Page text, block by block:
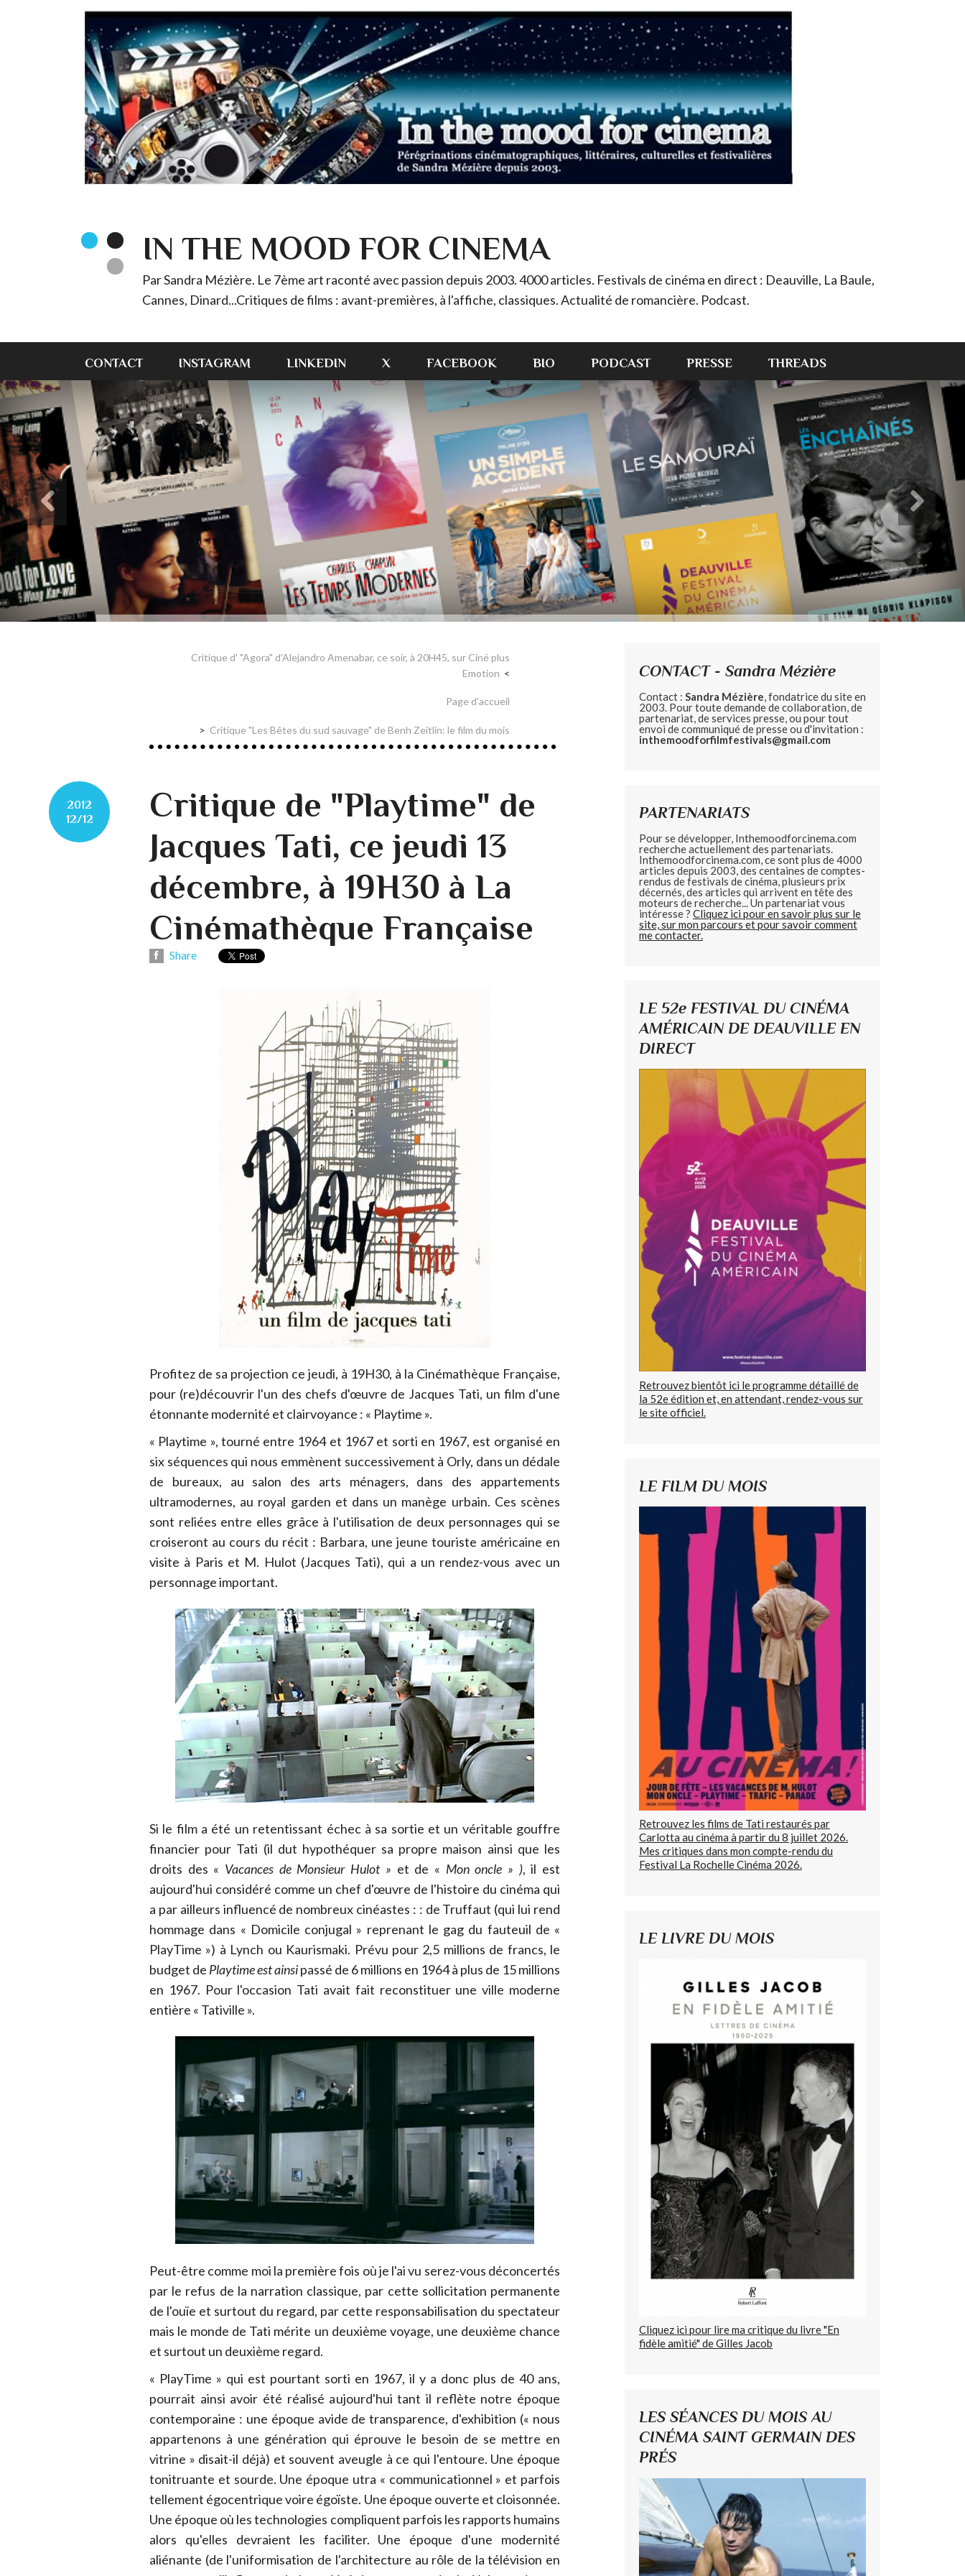
IN THE MOOD FOR CINEMA
Par Sandra Mézière. Le 7ème art raconté avec passion depuis 2003. 4000 articles. Festivals de cinéma en direct : Deauville, La Baule,
Cannes, Dinard...Critiques de films : avant-premières, à l'affiche, classiques. Actualité de romancière. Podcast.
CONTACT INSTAGRAM LINKEDIN X FACEBOOK BIO PODCAST PRESSE THREADS
Critique d' "Agora" d'Alejandro Amenabar, ce soir, à 20H45, sur Ciné plus
Emotion
Page d'accueil
Critique "Les Bêtes du sud sauvage" de Benh Zeitlin: le film du mois
2012
12/12
Critique de "Playtime" de
Jacques Tati, ce jeudi 13
décembre, à 19H30 à La
Cinémathèque Française
Share
Profitez de sa projection ce jeudi, à 19H30, à la Cinémathèque Française,
pour (re)découvrir l'un des chefs d'œuvre de Jacques Tati, un film d'une
étonnante modernité et clairvoyance : « Playtime ».
« Playtime », tourné entre 1964 et 1967 et sorti en 1967, est organisé en
six séquences qui nous emmènent successivement à Orly, dans un dédale
de bureaux, au salon des arts ménagers, dans des appartements
ultramodernes, au royal garden et dans un manège urbain. Ces scènes
sont reliées entre elles grâce à l'utilisation de deux personnages qui se
croiseront au cours du récit : Barbara, une jeune touriste américaine en
visite à Paris et M. Hulot (Jacques Tati), qui a un rendez-vous avec un
personnage important.
Si le film a été un retentissant échec à sa sortie et un véritable gouffre
financier pour Tati (il dut hypothéquer sa propre maison ainsi que les
droits des « Vacances de Monsieur Hulot » et de « Mon oncle » ), il est
aujourd'hui considéré comme un chef d'œuvre de l'histoire du cinéma qui
a par ailleurs influencé de nombreux cinéastes : : de Truffaut (qui lui rend
hommage dans « Domicile conjugal » reprenant le gag du fauteuil de «
PlayTime ») à Lynch ou Kaurismaki. Prévu pour 2,5 millions de francs, le
budget de Playtime est ainsipassé de 6 millions en 1964 à plus de 15 millions
en 1967. Pour l'occasion Tati avait fait reconstituer une ville moderne
entière « Tativille ».
Peut-être comme moi la première fois où je l'ai vu serez-vous déconcertés
par le refus de la narration classique, par cette sollicitation permanente
de l'ouïe et surtout du regard, par cette responsabilisation du spectateur
mais le monde de Tati mérite un deuxième voyage, une deuxième chance
et surtout un deuxième regard.
« PlayTime » qui est pourtant sorti en 1967, il y a donc plus de 40 ans,
pourrait ainsi avoir été réalisé aujourd'hui tant il reflète notre époque
contemporaine : une époque avide de transparence, d'exhibition (« nous
appartenons à une génération qui éprouve le besoin de se mettre en
vitrine » disait-il déjà) et souvent aveugle à ce qui l'entoure. Une époque
tonitruante et sourde. Une époque utra « communicationnel » et parfois
tellement égocentrique voire égoïste. Une époque ouverte et cloisonnée.
Une époque où les technologies compliquent parfois les rapports humains
alors qu'elles devraient les faciliter. Une époque d'une modernité
aliénante (de l'uniformisation de l'architecture au rôle de la télévision en
CONTACT - Sandra Mézière
Contact : Sandra Mézière, fondatrice du site en
2003. Pour toute demande de collaboration, de
partenariat, de services presse, ou pour tout
envoi de communiqué de presse ou d'invitation :
inthemoodforfilmfestivals@gmail.com
PARTENARIATS
Pour se développer, Inthemoodforcinema.com
recherche actuellement des partenariats.
Inthemoodforcinema.com, ce sont plus de 4000
articles depuis 2003, des centaines de comptes-
rendus de festivals de cinéma, plusieurs prix
décernés, des articles qui arrivent en tête des
moteurs de recherche... Un partenariat vous
intéresse ? Cliquez ici pour en savoir plus sur le
site, sur mon parcours et pour savoir comment
me contacter.
LE 52e FESTIVAL DU CINÉMA
AMÉRICAIN DE DEAUVILLE EN
DIRECT
Retrouvez bientôt ici le programme détaillé de
la 52e édition et, en attendant, rendez-vous sur
le site officiel.
LE FILM DU MOIS
Retrouvez les films de Tati restaurés par
Carlotta au cinéma à partir du 8 juillet 2026.
Mes critiques dans mon compte-rendu du
Festival La Rochelle Cinéma 2026.
LE LIVRE DU MOIS
Cliquez ici pour lire ma critique du livre "En
fidèle amitié" de Gilles Jacob
LES SÉANCES DU MOIS AU
CINÉMA SAINT GERMAIN DES
PRÉS